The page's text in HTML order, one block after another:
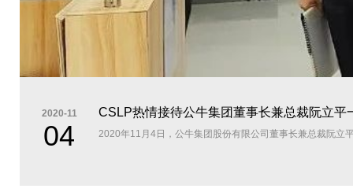
CSLP热情接待公牛集团董事长兼总裁阮立平
2020-11
04 2020年11月4日，公牛集团股份有限公司董事长兼总裁阮立